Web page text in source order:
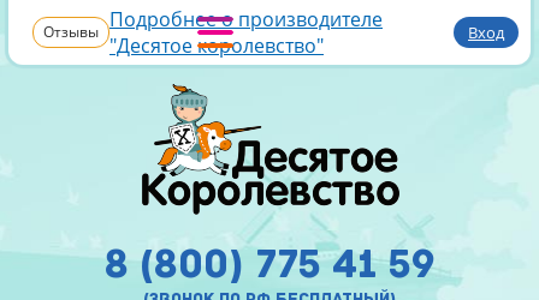
Отзывы Подробнее о производителе
"Десятое королевство"
Вход
8 (800) 775 41 59